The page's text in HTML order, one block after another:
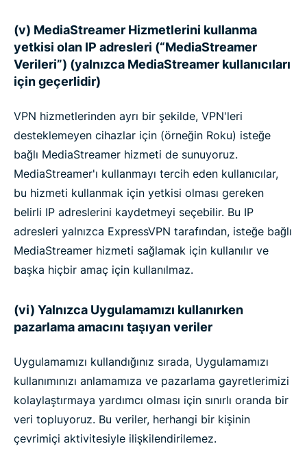
(v) MediaStreamer Hizmetlerini kullanma
yetkisi olan IP adresleri (“MediaStreamer
Verileri”) (yalnızca MediaStreamer kullanıcıları
için geçerlidir)
VPN hizmetlerinden ayrı bir şekilde, VPN'leri
desteklemeyen cihazlar için (örneğin Roku) isteğe
bağlı MediaStreamer hizmeti de sunuyoruz.
MediaStreamer'ı kullanmayı tercih eden kullanıcılar,
bu hizmeti kullanmak için yetkisi olması gereken
belirli IP adreslerini kaydetmeyi seçebilir. Bu IP
adresleri yalnızca ExpressVPN tarafından, isteğe bağlı
MediaStreamer hizmeti sağlamak için kullanılır ve
başka hiçbir amaç için kullanılmaz.
(vi) Yalnızca Uygulamamızı kullanırken
pazarlama amacını taşıyan veriler
Uygulamamızı kullandığınız sırada, Uygulamamızı
kullanımınızı anlamamıza ve pazarlama gayretlerimizi
kolaylaştırmaya yardımcı olması için sınırlı oranda bir
veri topluyoruz. Bu veriler, herhangi bir kişinin
çevrimiçi aktivitesiyle ilişkilendirilemez.